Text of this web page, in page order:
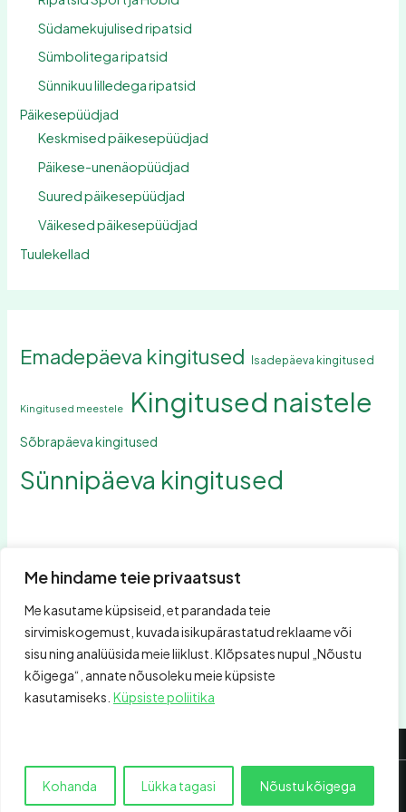
Me hindame teie privaatsust
Me kasutame küpsiseid, et parandada teie
sirvimiskogemust, kuvada isikupärastatud reklaame või
sisu ning analüüsida meie liiklust. Klõpsates nupul „Nõustu
kõigega“, annate nõusoleku meie küpsiste
kasutamiseks. Küpsiste poliitika
Kohanda Lükka tagasi Nõustu kõigega
Südamekujulised ripatsid
Sümbolitega ripatsid
Sünnikuu lilledega ripatsid
Päikesepüüdjad
Keskmised päikesepüüdjad
Päikese-unenäopüüdjad
Suured päikesepüüdjad
Väikesed päikesepüüdjad
Tuulekellad
Emadepäeva kingitused Isadepäeva kingitused
Kingitused meestele Kingitused naistele
Sõbrapäeva kingitused
Sünnipäeva kingitused
Otsing
Autoriõigus © 2026 Hõbeehe